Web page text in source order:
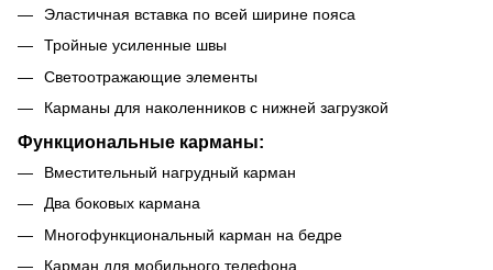
Эластичная вставка по всей ширине пояса
Тройные усиленные швы
Светоотражающие элементы
Карманы для наколенников с нижней загрузкой
Функциональные карманы:
Вместительный нагрудный карман
Два боковых кармана
Многофункциональный карман на бедре
Карман для мобильного телефона